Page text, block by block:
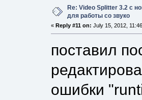
Re: Video Splitter 3.2 c
для работы со звуко
« Reply #11 on: July 15, 2012,
поставил
ошибки